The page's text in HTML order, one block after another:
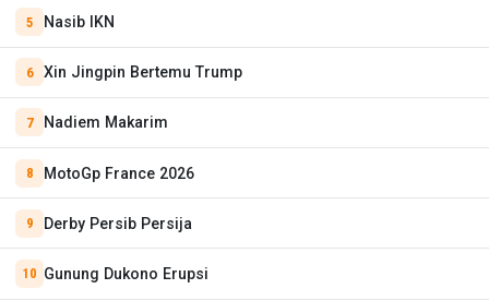
Nasib IKN
Xin Jingpin Bertemu Trump
Nadiem Makarim
MotoGp France 2026
Derby Persib Persija
Gunung Dukono Erupsi